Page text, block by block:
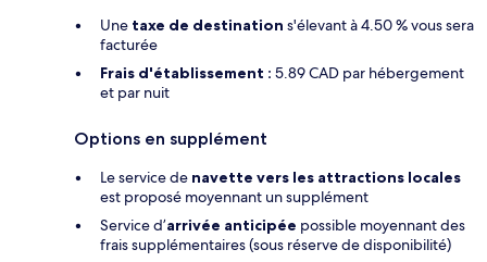
Une taxe de destination s'élevant à 4.50 % vous sera
facturée
Frais d'établissement : 5.89 CAD par hébergement
et par nuit
Options en supplément
Le service de navette vers les attractions locales
est proposé moyennant un supplément
Service d’arrivée anticipée possible moyennant des
frais supplémentaires (sous réserve de disponibilité)